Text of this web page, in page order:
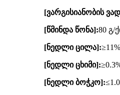
[ვარგისიანობის
[წმინდა წონა]:80 გ/
[ნედლი ცილა]:≥11%
[ნედლი ცხიმი]:
[ნედლი ბოჭკო]: